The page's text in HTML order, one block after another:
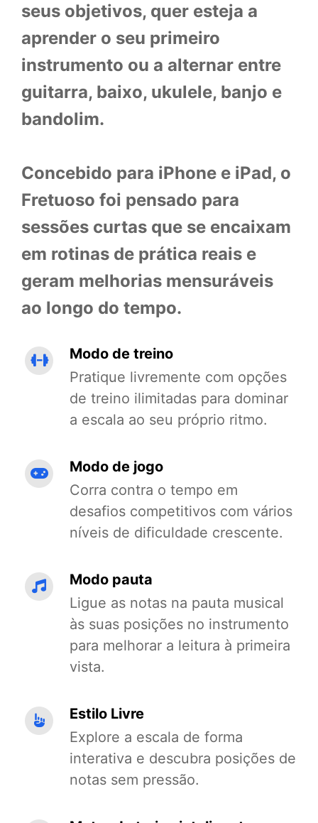
seus objetivos, quer esteja a
aprender o seu primeiro
instrumento ou a alternar entre
guitarra, baixo, ukulele, banjo e
bandolim.
Concebido para iPhone e iPad, o
Fretuoso foi pensado para
sessões curtas que se encaixam
em rotinas de prática reais e
geram melhorias mensuráveis
ao longo do tempo.
Modo de treino
Pratique livremente com opções
de treino ilimitadas para dominar
a escala ao seu próprio ritmo.
Modo de jogo
Corra contra o tempo em
desafios competitivos com vários
níveis de dificuldade crescente.
Modo pauta
Ligue as notas na pauta musical
às suas posições no instrumento
para melhorar a leitura à primeira
vista.
Estilo Livre
Explore a escala de forma
interativa e descubra posições de
notas sem pressão.